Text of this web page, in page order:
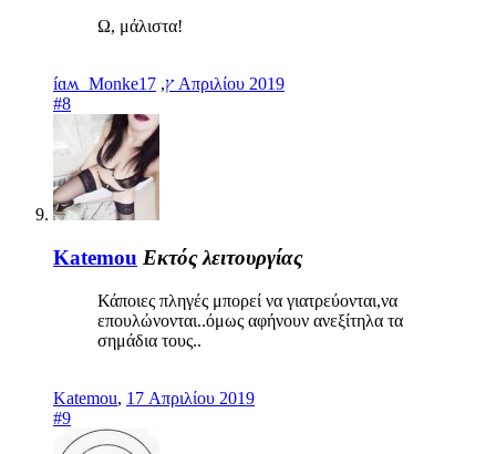
Ω, μάλιστα!
íɑʍ_Monkeץ, 17 Απριλίου 2019
#8
Katemou Εκτός λειτουργίας
Κάποιες πληγές μπορεί να γιατρεύονται,να
επουλώνονται..όμως αφήνουν ανεξίτηλα τα
σημάδια τους..
Katemou, 17 Απριλίου 2019
#9